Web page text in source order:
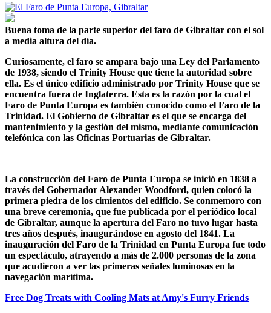
Buena toma de la parte superior del faro de Gibraltar con el sol
a media altura del día.
Curiosamente, el faro se ampara bajo una Ley del Parlamento
de 1938, siendo el Trinity House que tiene la autoridad sobre
ella. Es el único edificio administrado por Trinity House que se
encuentra fuera de Inglaterra. Esta es la razón por la cual el
Faro de Punta Europa es también conocido como el Faro de la
Trinidad. El Gobierno de Gibraltar es el que se encarga del
mantenimiento y la gestión del mismo, mediante comunicación
telefónica con las Oficinas Portuarias de Gibraltar.
La construcción del Faro de Punta Europa se inició en 1838 a
través del Gobernador Alexander Woodford, quien colocó la
primera piedra de los cimientos del edificio. Se conmemoro con
una breve ceremonia, que fue publicada por el periódico local
de Gibraltar, aunque la apertura del Faro no tuvo lugar hasta
tres años después, inaugurándose en agosto del 1841. La
inauguración del Faro de la Trinidad en Punta Europa fue todo
un espectáculo, atrayendo a más de 2.000 personas de la zona
que acudieron a ver las primeras señales luminosas en la
navegación marítima.
Free Dog Treats with Cooling Mats at Amy's Furry Friends